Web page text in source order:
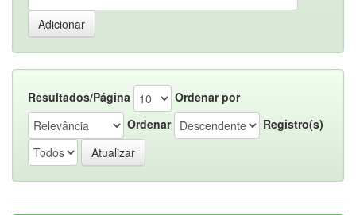
Resultados/Página
Ordenar por
Ordenar
Registro(s)